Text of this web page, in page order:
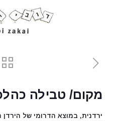
מקום/ טבילה
ירדנית, במוצא הדרומי של